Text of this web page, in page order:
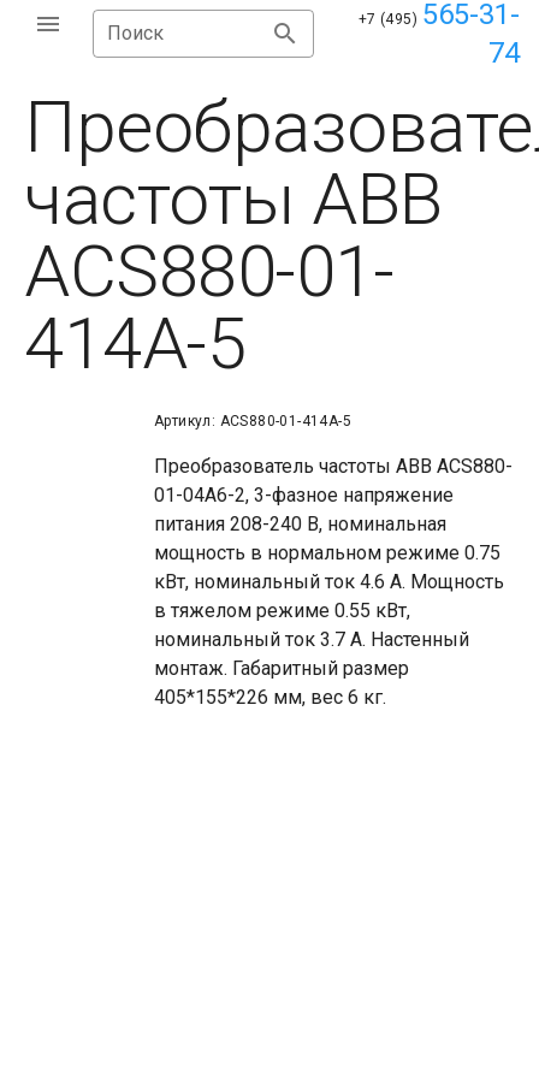
Поиск
+7 (495) 565-31-
74
частоты ABB
ACS880-01-
414A-5
Артикул: ACS880-01-414A-5
Преобразователь частоты ABB ACS880-
01-04A6-2, 3-фазное напряжение
питания 208-240 В, номинальная
мощность в нормальном режиме 0.75
кВт, номинальный ток 4.6 А. Мощность
в тяжелом режиме 0.55 кВт,
номинальный ток 3.7 А. Настенный
монтаж. Габаритный размер
405*155*226 мм, вес 6 кг.